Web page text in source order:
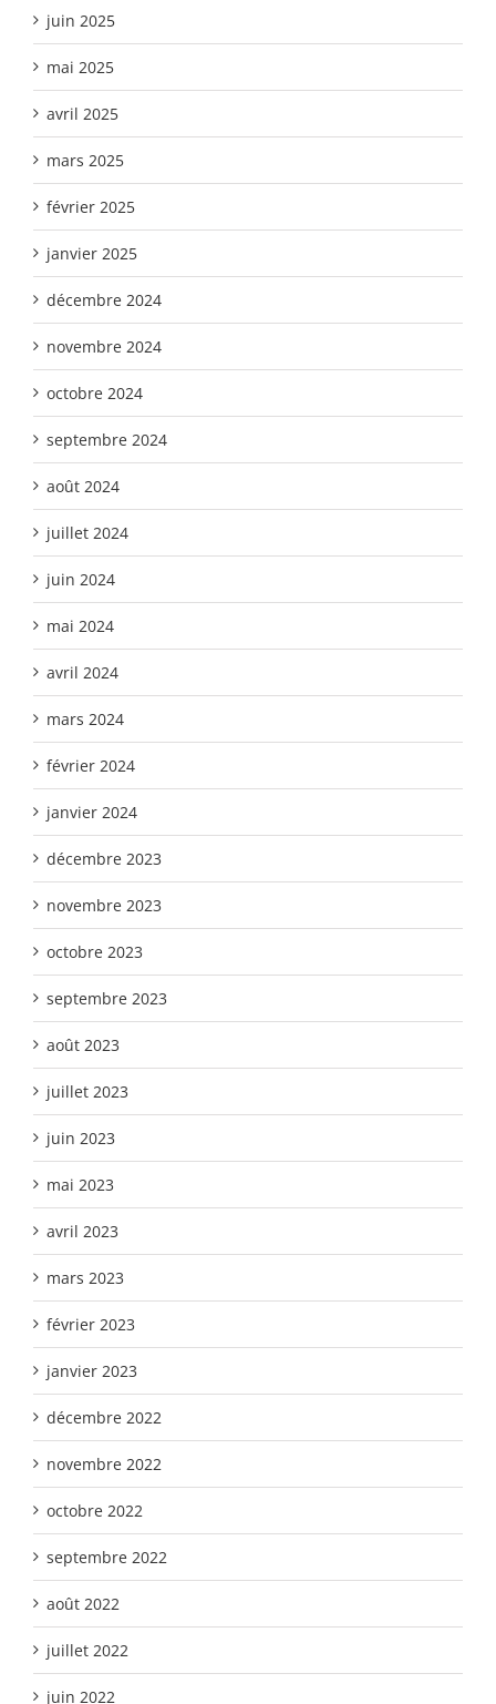
juin 2025
mai 2025
avril 2025
mars 2025
février 2025
janvier 2025
décembre 2024
novembre 2024
octobre 2024
septembre 2024
août 2024
juillet 2024
juin 2024
mai 2024
avril 2024
mars 2024
février 2024
janvier 2024
décembre 2023
novembre 2023
octobre 2023
septembre 2023
août 2023
juillet 2023
juin 2023
mai 2023
avril 2023
mars 2023
février 2023
janvier 2023
décembre 2022
novembre 2022
octobre 2022
septembre 2022
août 2022
juillet 2022
juin 2022